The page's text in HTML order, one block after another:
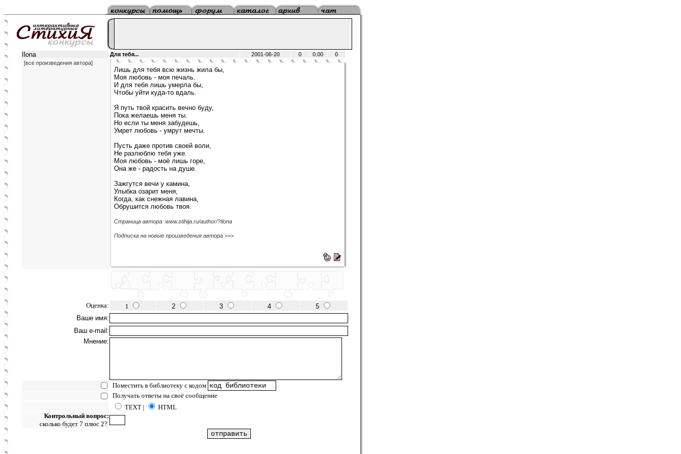
Ilona Для тебя... 2001-06-20 0 0.00
0
[все произведения автора]
Лишь для тебя всю жизнь жила бы,
Моя любовь - моя печаль.
И для тебя лишь умерла бы,
Чтобы уйти куда-то вдаль.
Я путь твой красить вечно буду,
Пока желаешь меня ты.
Но если ты меня забудешь,
Умрет любовь - умрут мечты.
Пусть даже против своей воли,
Не разлюблю тебя уже.
Моя любовь - моё лишь горе,
Она же - радость на душе.
Зажгутся вечи у камина,
Улыбка озарит меня,
Когда, как снежная лавина,
Обрушится любовь твоя.
Страница автора: www.stihija.ru/author/?Ilona
Подписка на новые произведения автора >>>
Оценка: 1 2 3 4
5
Ваше имя:
Ваш e-mail:
Мнение:
Поместить в библиотеку с кодом
Получать ответы на своё сообщение
TEXT |
HTML
Контрольный вопрос:
сколько будет 7 плюс 2?